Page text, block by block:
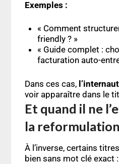
Exemples :
« Comment
friendly ? »
« Guide complet :
facturation auto-
Dans ces cas,
voir apparaître dans le
Et quand il ne
la
À l’inverse, certains
bien sans mot clé exact :